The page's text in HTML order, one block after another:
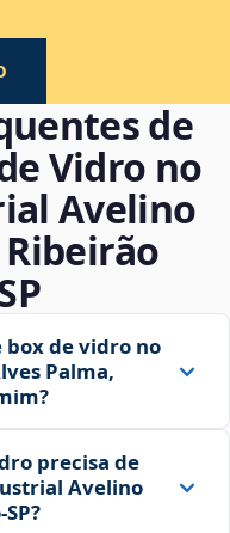
de
Vidro no
Avelino
box de vidro no
Palma,
precisa de
Avelino